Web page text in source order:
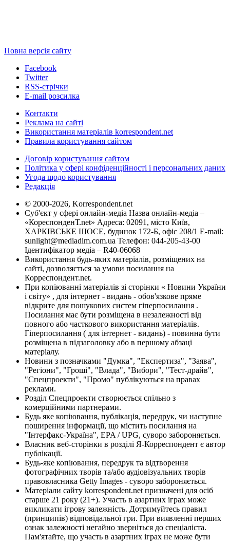
Повна версія сайту
Facebook
Twitter
RSS-стрічки
E-mail розсилка
Контакти
Реклама на сайті
Використання матеріалів korrespondent.net
Правила користування сайтом
Договір користування сайтом
Політика у сфері конфіденційності і персональних даних
Угода щодо користування
Редакція
© 2000-2026, Korrespondent.net
Суб'єкт у сфері онлайн-медіа Назва онлайн-медіа –
«КореспонденТ.net» Адреса: 02091, місто Київ,
ХАРКІВСЬКЕ ШОСЕ, будинок 172-Б, офіс 208/1 E-mail:
sunlight@mediadim.com.ua Телефон: 044-205-43-00
Ідентифікатор медіа – R40-06068
Використання будь-яких матеріалів, розміщених на
сайті, дозволяється за умови посилання на
Корреспондент.net.
При копіюванні матеріалів зі сторінки « Новини України
і світу» , для інтернет - видань - обов'язкове пряме
відкрите для пошукових систем гіперпосилання .
Посилання має бути розміщена в незалежності від
повного або часткового використання матеріалів.
Гіперпосилання ( для інтернет - видань) - повинна бути
розміщена в підзаголовку або в першому абзаці
матеріалу.
Новини з позначками "Думка", "Експертиза", "Заява",
"Регіони", "Гроші", "Влада", "Вибори", "Тест-драйв",
"Спецпроекти", "Промо" публікуються на правах
реклами.
Розділ Спецпроекти створюється спільно з
комерційними партнерами.
Будь яке копіювання, публікація, передрук, чи наступне
поширення інформації, що містить посилання на
"Інтерфакс-Україна", EPA / UPG, суворо забороняється.
Власник веб-сторінки в розділі Я-Корреспондент є автор
публікації.
Будь-яке копіювання, передрук та відтворення
фотографічних творів та/або аудіовізуальних творів
правовласника Getty Images - суворо забороняється.
Матеріали сайту korrespondent.net призначені для осіб
старше 21 року (21+). Участь в азартних іграх може
викликати ігрову залежність. Дотримуйтесь правил
(принципів) відповідальної гри. При виявленні перших
ознак залежності негайно зверніться до спеціаліста.
Пам'ятайте, що участь в азартних іграх не може бути